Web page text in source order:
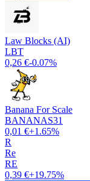
Law Blocks (AI)
LBT
0,26 €-0.07%
Banana For Scale
BANANAS31
0,01 €+1.65%
R
Re
RE
0,39 €+19.75%